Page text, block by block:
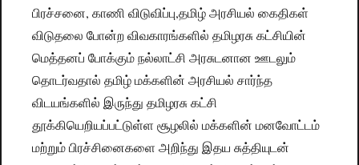
பிரச்சனை, காணி விடுவிப்பு,தமிழ் அரசியல் கைதிகள்
விடுதலை போன்ற விவகாரங்களில் தமிழரசு கட்சியின்
மெத்தனப் போக்கும் நல்லாட்சி அரசுடனான ஊடலும்
தொடர்வதால் தமிழ் மக்களின் அரசியல் சார்ந்த
விடயங்களில் இருந்து தமிழரசு கட்சி
தூக்கியெறியப்பட்டுள்ள சூழலில் மக்களின் மனவோட்டம்
மற்றும் பிரச்சினைகளை அறிந்து இதய சுத்தியுடன்